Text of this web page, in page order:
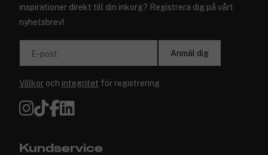
inspirationer direkt till din inkorg? Registrera dig på vårt
nyhetsbrev!
E-post Anmäl dig
Villkor och integritet för registrering
Kundservice